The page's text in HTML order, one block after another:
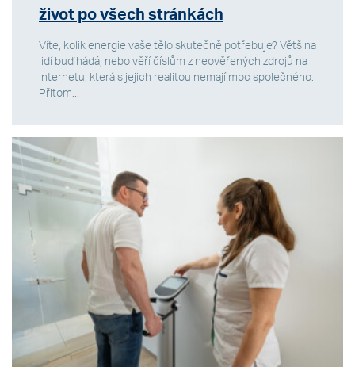
život po všech stránkách
Víte, kolik energie vaše tělo skutečně potřebuje? Většina
lidí buď hádá, nebo věří číslům z neověřených zdrojů na
internetu, která s jejich realitou nemají moc společného.
Přitom...